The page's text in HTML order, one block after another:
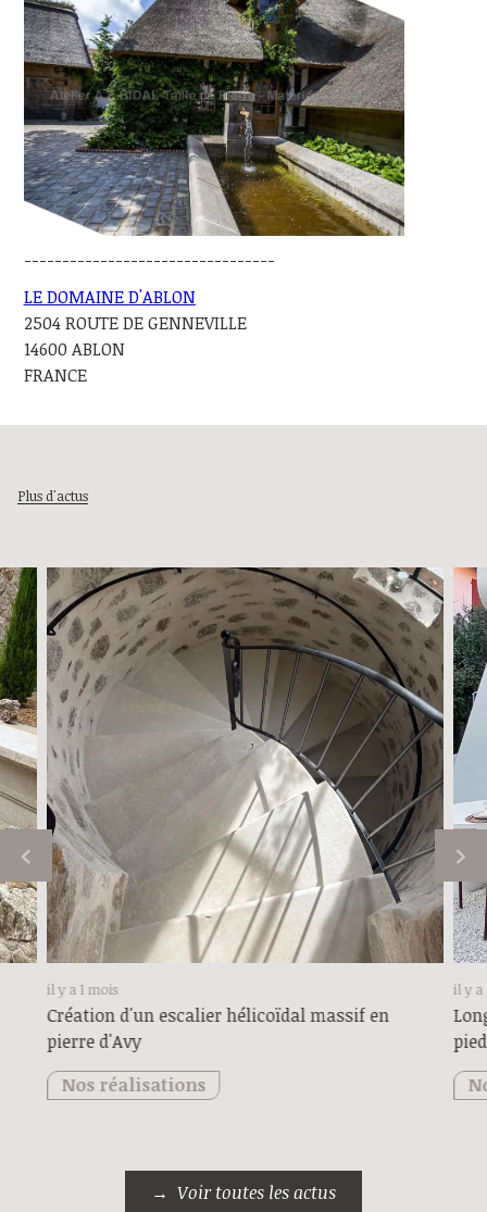
---------------------------------
LE DOMAINE D'ABLON
2504 ROUTE DE GENNEVILLE
14600 ABLON
FRANCE
Plus d'actus
il y a 1 mois
Création d'un escalier hélicoïdal massif en
pierre d'Avy
Nos réalisations
il y a
Voir toutes les actus